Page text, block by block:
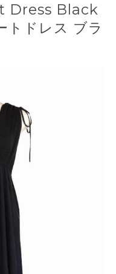
Dress Black
トドレス ブラ